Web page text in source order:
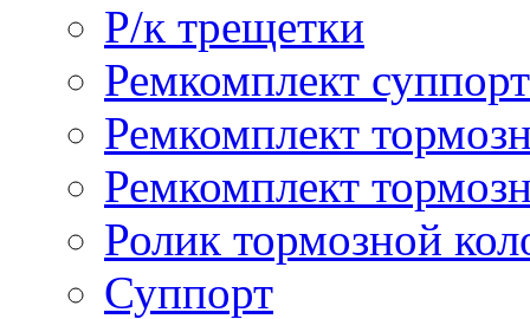
Р/к трещетки
Ремкомплект
Ремкомплект
Ремкомплект
Ролик тормозной
Суппорт